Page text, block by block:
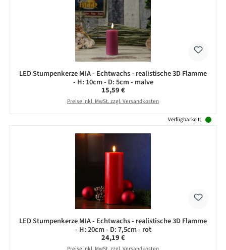
LED Stumpenkerze MIA - Echtwachs - realistische 3D Flamme
- H: 10cm - D: 5cm - malve
Regulärer Preis:
15,59 €
Preise inkl. MwSt. zzgl. Versandkosten
Verfügbarkeit:
LED Stumpenkerze MIA - Echtwachs - realistische 3D Flamme
- H: 20cm - D: 7,5cm - rot
Regulärer Preis:
24,19 €